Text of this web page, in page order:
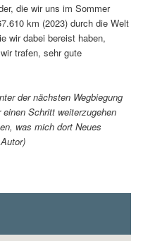
die wir uns im Sommer
km (2023) durch die Welt
wir dabei bereist haben,
trafen, sehr gute
der nächsten Wegbiegung
Schritt weiterzugehen
was mich dort Neues